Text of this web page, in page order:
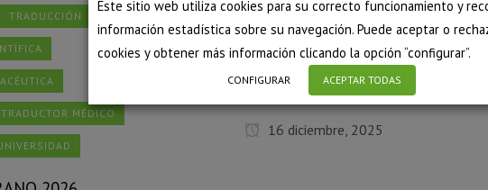
TRADUCCIÓN
TRADUCTOR MÉDICO
POLÍTICA
TRADUCCIÓN FARMACÉUTICA
FELIZ NAVIDAD Y PRÓSPERO 2026
16 diciembre, 2025
Este sitio web utiliza cookies para su correcto funcionamiento y
información estadística sobre su navegación. Puede aceptar o
cookies y obtener más información clicando la opción “configurar”.
CONFIGURAR ACEPTAR TODAS